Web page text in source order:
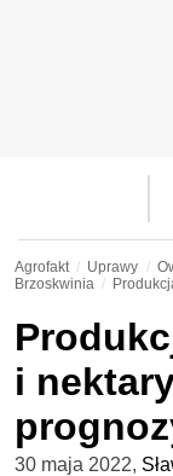
Agrofakt Uprawy
Brzoskwinia
i
30 maja 2022,